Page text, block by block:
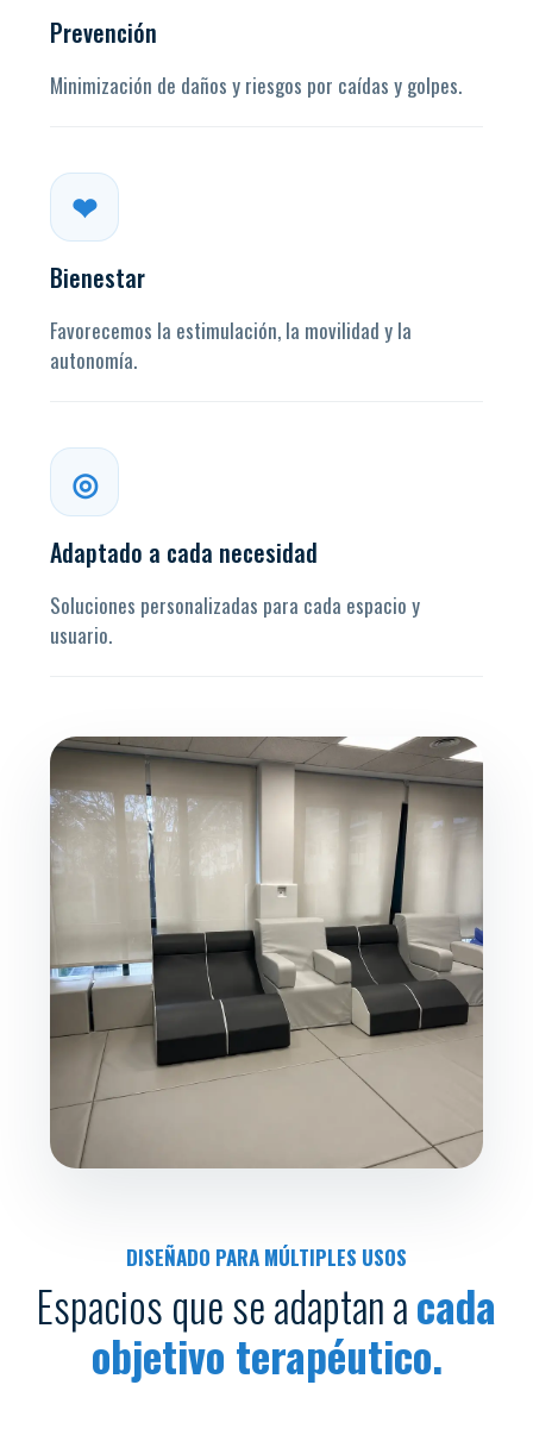
Prevención
Minimización de daños y riesgos por caídas y golpes.
❤
Bienestar
Favorecemos la estimulación, la movilidad y la
autonomía.
◎
Adaptado a cada necesidad
Soluciones personalizadas para cada espacio y
usuario.
DISEÑADO PARA MÚLTIPLES USOS
Espacios que se adaptan acada
objetivo terapéutico.